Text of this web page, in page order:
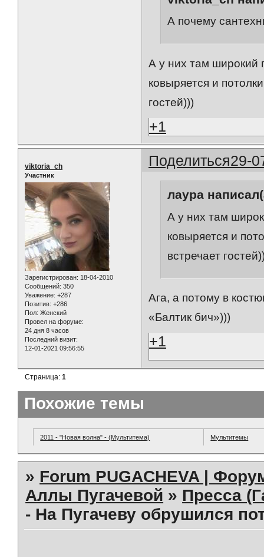
А почему
А у них там широкий
ковыряется и
гостей)))
+1
Поделиться29-
viktoria_ch
Участник
Зарегистрирован: 18-04-2010
Сообщений: 350
Уважение: +287
Позитив: +286
Пол: Женский
Провел на форуме:
24 дня 8 часов
Последний визит:
12-01-2021 09:56:55
лаура
А у них там
ковыряется и
встречает
Ага, а потому в
«Балтик бич»)))
+1
Страница:1
Похожие темы
2011 - "Новая волна" - (Мультитема) Мультитемы
» Forum PUGACHEVA |
Аллы Пугачевой » Пресса
- На Пугачеву обрушился